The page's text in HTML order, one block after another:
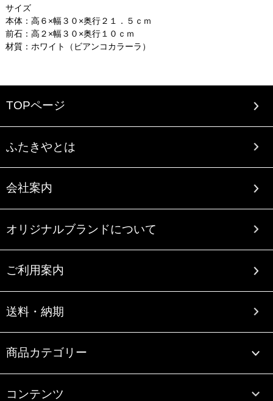
サイズ
本体：高６×幅３０×奥行２１．５ｃｍ
前石：高２×幅３０×奥行１０ｃｍ
材質：ホワイト（ビアンコカラーラ）
TOPページ
ふたきやとは
会社案内
オリジナルブランドについて
ご利用案内
送料・納期
商品カテゴリー
コンテンツ